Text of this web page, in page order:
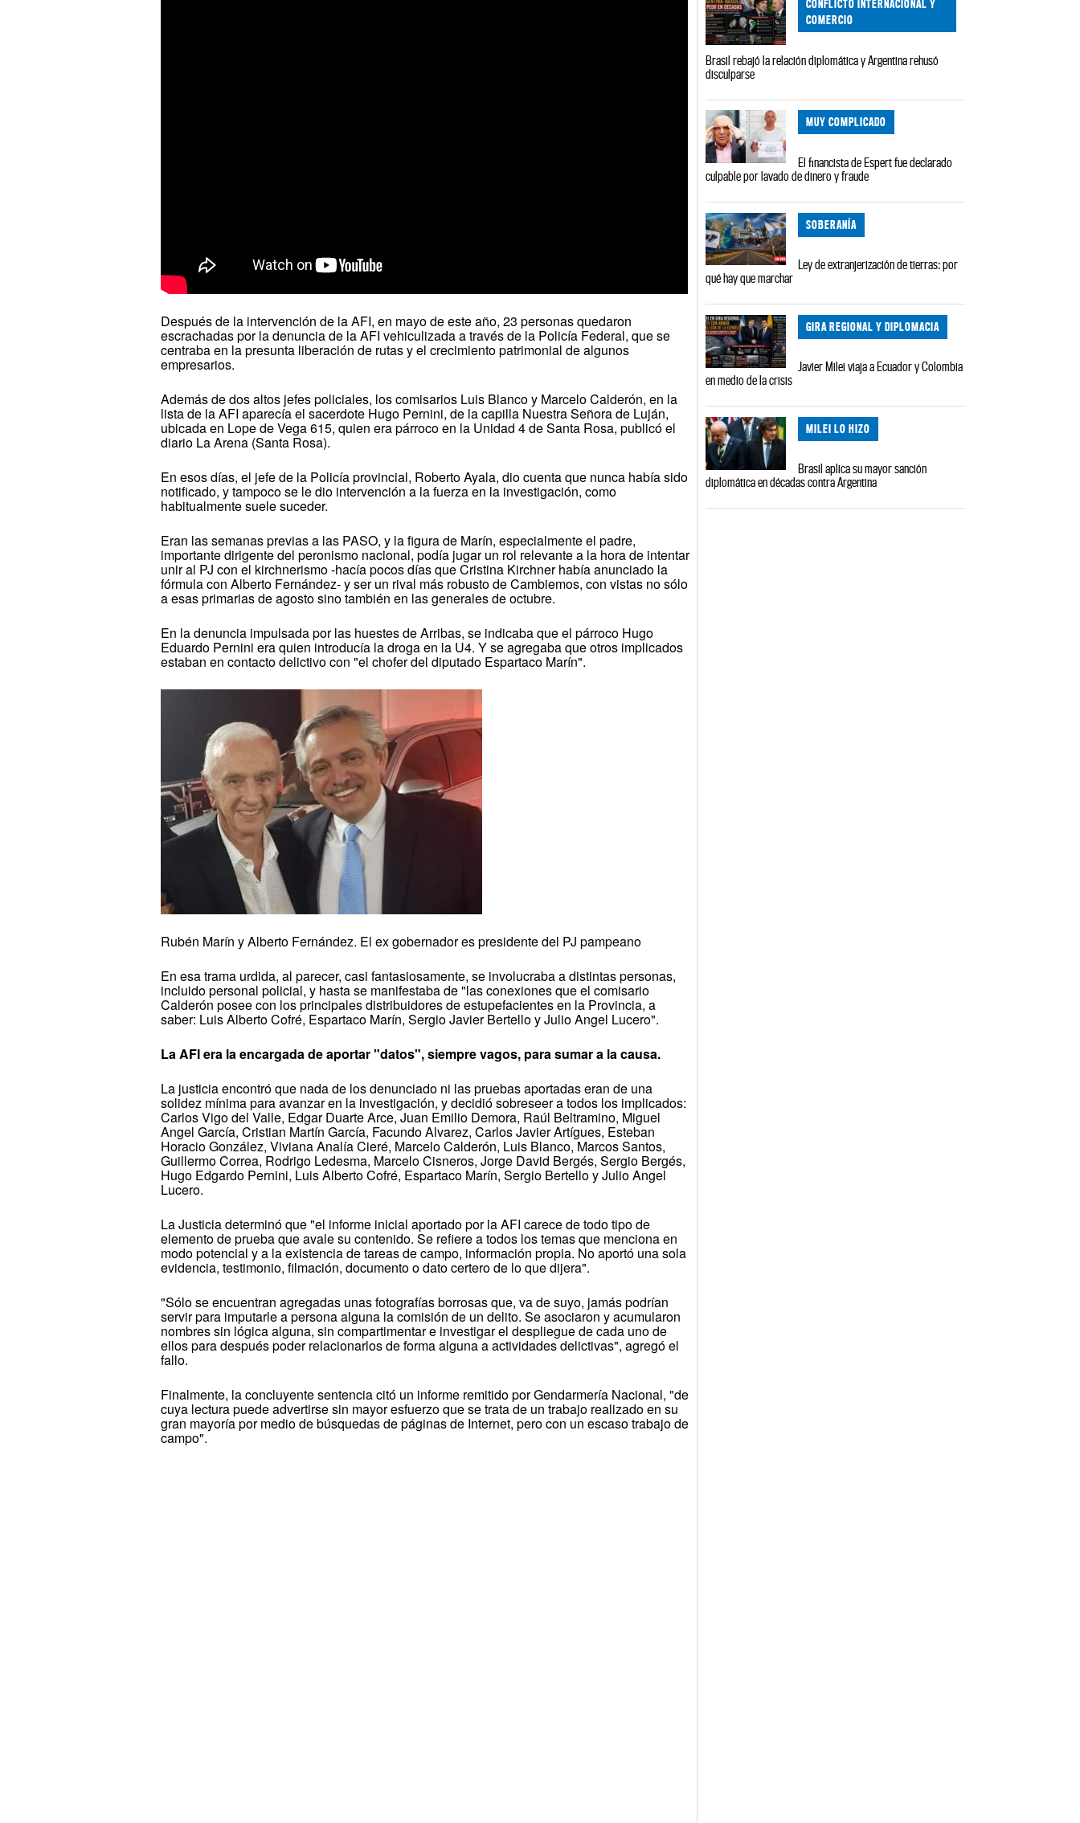
Después de la intervención de la AFI, en mayo de este año, 23 personas quedaron
escrachadas por la denuncia de la AFI vehiculizada a través de la Policía Federal, que se
centraba en la presunta liberación de rutas y el crecimiento patrimonial de algunos
empresarios.
Además de dos altos jefes policiales, los comisarios Luis Blanco y Marcelo Calderón, en la
lista de la AFI aparecía el sacerdote Hugo Pernini, de la capilla Nuestra Señora de Luján,
ubicada en Lope de Vega 615, quien era párroco en la Unidad 4 de Santa Rosa, publicó el
diario La Arena (Santa Rosa).
En esos días, el jefe de la Policía provincial, Roberto Ayala, dio cuenta que nunca había sido
notificado, y tampoco se le dio intervención a la fuerza en la investigación, como
habitualmente suele suceder.
Eran las semanas previas a las PASO, y la figura de Marín, especialmente el padre,
importante dirigente del peronismo nacional, podía jugar un rol relevante a la hora de intentar
unir al PJ con el kirchnerismo -hacía pocos días que Cristina Kirchner había anunciado la
fórmula con Alberto Fernández- y ser un rival más robusto de Cambiemos, con vistas no sólo
a esas primarias de agosto sino también en las generales de octubre.
En la denuncia impulsada por las huestes de Arribas, se indicaba que el párroco Hugo
Eduardo Pernini era quien introducía la droga en la U4. Y se agregaba que otros implicados
estaban en contacto delictivo con "el chofer del diputado Espartaco Marín".
Rubén Marín y Alberto Fernández. El ex gobernador es presidente del PJ pampeano
En esa trama urdida, al parecer, casi fantasiosamente, se involucraba a distintas personas,
incluido personal policial, y hasta se manifestaba de "las conexiones que el comisario
Calderón posee con los principales distribuidores de estupefacientes en la Provincia, a
saber: Luis Alberto Cofré, Espartaco Marín, Sergio Javier Bertello y Julio Angel Lucero".
La AFI era la encargada de aportar "datos", siempre vagos, para sumar a la causa.
La justicia encontró que nada de los denunciado ni las pruebas aportadas eran de una
solidez mínima para avanzar en la investigación, y decidió sobreseer a todos los implicados:
Carlos Vigo del Valle, Edgar Duarte Arce, Juan Emilio Demora, Raúl Beltramino, Miguel
Angel García, Cristian Martín García, Facundo Alvarez, Carlos Javier Artígues, Esteban
Horacio González, Viviana Analía Cieré, Marcelo Calderón, Luis Blanco, Marcos Santos,
Guillermo Correa, Rodrigo Ledesma, Marcelo Cisneros, Jorge David Bergés, Sergio Bergés,
Hugo Edgardo Pernini, Luis Alberto Cofré, Espartaco Marín, Sergio Bertello y Julio Angel
Lucero.
La Justicia determinó que "el informe inicial aportado por la AFI carece de todo tipo de
elemento de prueba que avale su contenido. Se refiere a todos los temas que menciona en
modo potencial y a la existencia de tareas de campo, información propia. No aportó una sola
evidencia, testimonio, filmación, documento o dato certero de lo que dijera".
"Sólo se encuentran agregadas unas fotografías borrosas que, va de suyo, jamás podrían
servir para imputarle a persona alguna la comisión de un delito. Se asociaron y acumularon
nombres sin lógica alguna, sin compartimentar e investigar el despliegue de cada uno de
ellos para después poder relacionarlos de forma alguna a actividades delictivas", agregó el
fallo.
Finalmente, la concluyente sentencia citó un informe remitido por Gendarmería Nacional, "de
cuya lectura puede advertirse sin mayor esfuerzo que se trata de un trabajo realizado en su
gran mayoría por medio de búsquedas de páginas de Internet, pero con un escaso trabajo de
campo".
CONFLICTO INTERNACIONAL Y
COMERCIO
Brasil rebajó la relación diplomática y Argentina rehusó
disculparse
MUY COMPLICADO
El financista de Espert fue declarado
culpable por lavado de dinero y fraude
SOBERANÍA
Ley de extranjerización de tierras: por
qué hay que marchar
GIRA REGIONAL Y DIPLOMACIA
Javier Milei viaja a Ecuador y Colombia
en medio de la crisis
MILEI LO HIZO
Brasil aplica su mayor sanción
diplomática en décadas contra Argentina